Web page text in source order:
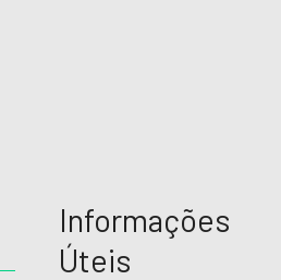
Informações
Úteis